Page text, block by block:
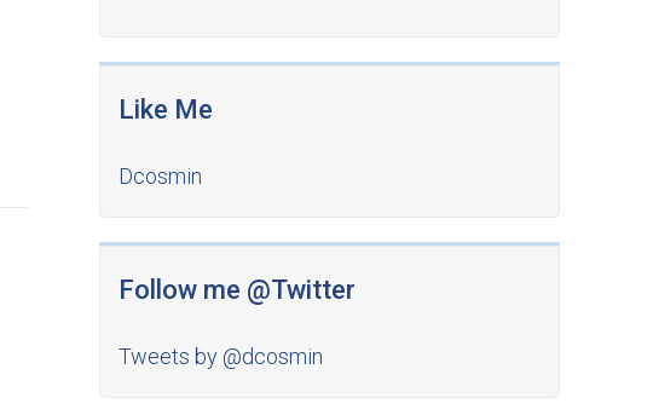
Like Me
Dcosmin
Follow me @Twitter
Tweets by @dcosmin